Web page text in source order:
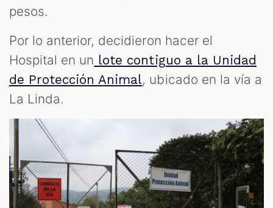
pesos.
Por lo anterior, decidieron hacer el
Hospital en un lote contiguo a la Unidad
de Protección Animal, ubicado en la vía a
La Linda.